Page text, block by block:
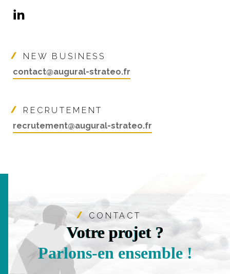
35400 Saint-Malo
NEW BUSINESS
contact@augural-strateo.fr
RECRUTEMENT
recrutement@augural-strateo.fr
CONTACT
Votre projet ?
Parlons-en ensemble !